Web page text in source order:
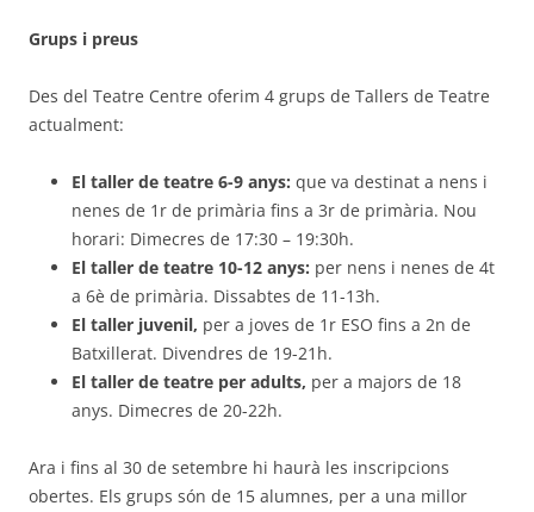
Grups i preus
Des del Teatre Centre oferim 4 grups de Tallers de Teatre
actualment:
El taller de teatre 6-9 anys: que va destinat a nens i
nenes de 1r de primària fins a 3r de primària. Nou
horari: Dimecres de 17:30 – 19:30h.
El taller de teatre 10-12 anys: per nens i nenes de 4t
a 6è de primària. Dissabtes de 11-13h.
El taller juvenil, per a joves de 1r ESO fins a 2n de
Batxillerat. Divendres de 19-21h.
El taller de teatre per adults, per a majors de 18
anys. Dimecres de 20-22h.
Ara i fins al 30 de setembre hi haurà les inscripcions
obertes. Els grups són de 15 alumnes, per a una millor